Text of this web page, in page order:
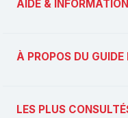
AIDE &
À PROPOS DU
LES PLUS